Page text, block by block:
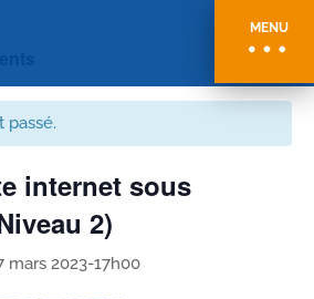
MENU
passé.
internet sous
2)
mars 2023-17h00